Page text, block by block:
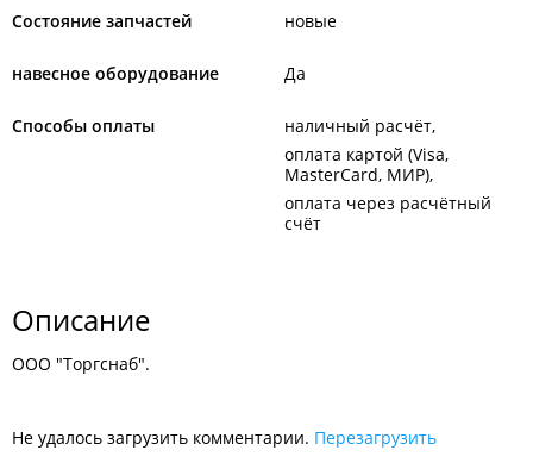
Состояние запчастей новые
навесное оборудование Да
Способы оплаты
наличный расчёт
оплата картой (Visa,
MasterCard, МИР)
оплата через расчётный
счёт
Описание
ООО "Торгснаб".
Не удалось загрузить комментарии. Перезагрузить